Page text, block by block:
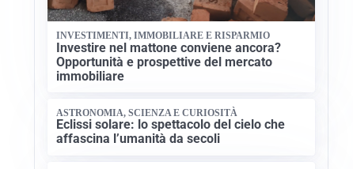
INVESTIMENTI, IMMOBILIARE E RISPARMIO
Investire nel mattone conviene ancora?
Opportunità e prospettive del mercato
immobiliare
ASTRONOMIA, SCIENZA E CURIOSITÀ
Eclissi solare: lo spettacolo del cielo che
affascina l’umanità da secoli